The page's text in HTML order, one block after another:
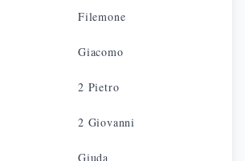
Filemone
Giacomo
2 Pietro
2 Giovanni
Giuda